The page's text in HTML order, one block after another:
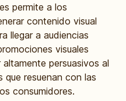
permite a los
contenido visual
llegar a audiencias
visuales
persuasivos al
que resuenan con las
consumidores.